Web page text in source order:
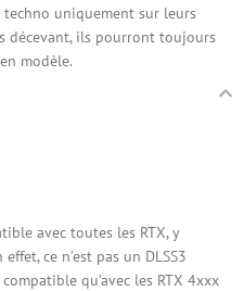
uniquement sur leurs
décevant, ils pourront toujours
modèle.
avec toutes les RTX, y
ce n’est pas un DLSS3
qu’avec les RTX 4xxx